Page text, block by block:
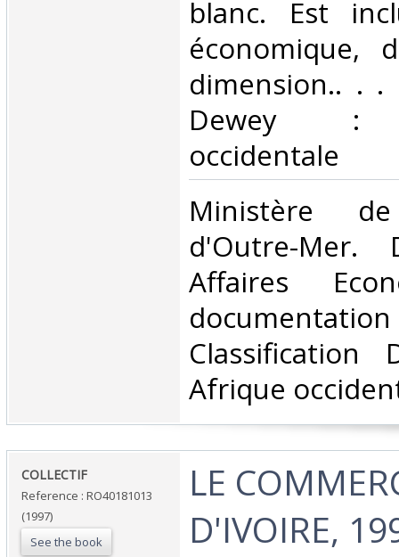
blanc. Est
économique,
dimension.. . .
Dewey :
occidentale‎
‎Ministère
d'Outre-Mer.
Affaires
Classification
Afrique
‎COLLECTIF‎
Reference : RO40181013
(1997)
See the book
‎LE
D'IVOIRE,